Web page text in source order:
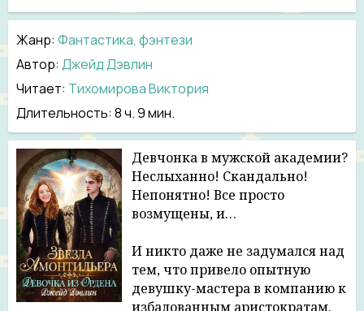
10:23
09
10
11
12
13
14
15
16
17
09:58
18
Жанр: Фантастика, фэнтези
Автор: Джейд Дэвлин
Читает: Тихомирова Виктория
Длительность: 8 ч. 9 мин.
Девчонка в мужской академии?
Неслыханно! Скандально!
Непонятно! Все просто
возмущены, и…
И никто даже не задумался над
тем, что привело опытную
девушку-мастера в компанию к
избалованным аристократам.